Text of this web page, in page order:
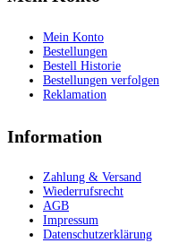
Mein Konto
Bestellungen
Bestell Historie
Bestellungen verfolgen
Reklamation
Information
Zahlung & Versand
Wiederrufsrecht
AGB
Impressum
Datenschutzerklärung